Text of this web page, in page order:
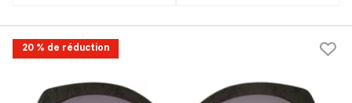
20 % de réduction